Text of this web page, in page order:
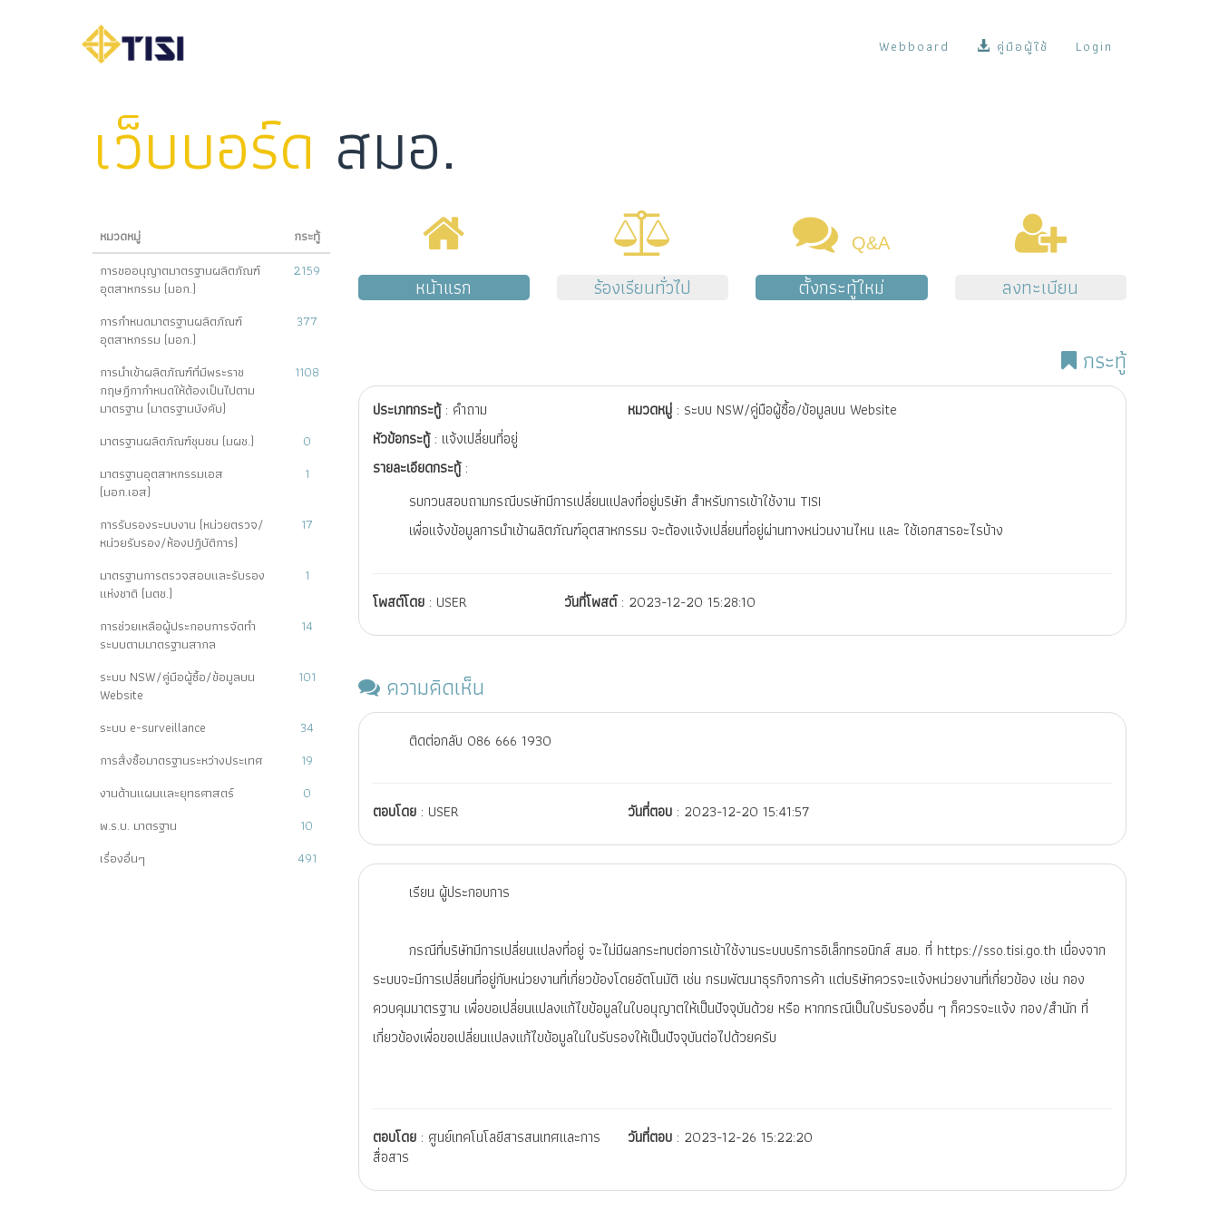
Webboard คู่มือผู้ใช้ Login
เว็บบอร์ด สมอ.
หมวดหมู่
กระทู้
การขออนุญาตมาตรฐานผลิตภัณฑ์
อุตสาหกรรม (มอก.)
2159
การกำหนดมาตรฐานผลิตภัณฑ์
อุตสาหกรรม (มอก.)
377
การนำเข้าผลิตภัณฑ์ที่มีพระราช
กฤษฎีกากำหนดให้ต้องเป็นไปตาม
มาตรฐาน (มาตรฐานบังคับ)
1108
มาตรฐานผลิตภัณฑ์ชุมชน (มผช.)
0
มาตรฐานอุตสาหกรรมเอส
(มอก.เอส)
1
การรับรองระบบงาน (หน่วยตรวจ/
หน่วยรับรอง/ห้องปฏิบัติการ)
17
มาตรฐานการตรวจสอบและรับรอง
แห่งชาติ (มตช.)
1
การช่วยเหลือผู้ประกอบการจัดทำ
ระบบตามมาตรฐานสากล
14
ระบบ NSW/คู่มือผู้ซื้อ/ข้อมูลบน
Website
101
ระบบ e-surveillance
34
การสั่งซื้อมาตรฐานระหว่างประเทศ
19
งานด้านแผนและยุทธศาสตร์
0
พ.ร.บ. มาตรฐาน
10
เรื่องอื่นๆ
491
หน้าแรก ร้องเรียนทั่วไป
Q&A
ตั้งกระทู้ใหม่ ลงทะเบียน
กระทู้
ประเภทกระทู้ : คำถาม หมวดหมู่ : ระบบ NSW/คู่มือผู้ซื้อ/ข้อมูลบน Website
หัวข้อกระทู้ : แจ้งเปลี่ยนที่อยู่
รายละเอียดกระทู้ :
รบกวนสอบถามกรณีบรษัทมีการเปลี่ยนแปลงที่อยู่บริษัท สำหรับการเข้าใช้งาน TISI
เพื่อแจ้งข้อมูลการนำเข้าผลิตภัณฑ์อุตสาหกรรม จะต้องแจ้งเปลี่ยนที่อยู่ผ่านทางหน่วนงานไหน และ ใช้เอกสารอะไรบ้าง
โพสต์โดย : USER วันที่โพสต์: 2023-12-20 15:28:10
ความคิดเห็น
ติดต่อกลับ 086 666 1930
ตอบโดย : USER วันที่ตอบ : 2023-12-20 15:41:57
เรียน ผู้ประกอบการ
กรณีที่บริษัทมีการเปลี่ยนแปลงที่อยู่ จะไม่มีผลกระทบต่อการเข้าใช้งานระบบบริการอิเล็กทรอนิกส์ สมอ. ที่ https://sso.tisi.go.th เนื่องจาก
ระบบจะมีการเปลี่ยนที่อยู่กับหน่วยงานที่เกี่ยวข้องโดยอัตโนมัติ เช่น กรมพัฒนาธุรกิจการค้า แต่บริษัทควรจะแจ้งหน่วยงานที่เกี่ยวข้อง เช่น กอง
ควบคุมมาตรฐาน เพื่อขอเปลี่ยนแปลงแก้ไขข้อมูลในใบอนุญาตให้เป็นปัจจุบันด้วย หรือ หากกรณีเป็นใบรับรองอื่น ๆ ก็ควรจะแจ้ง กอง/สำนัก ที่
เกี่ยวข้องเพื่อขอเปลี่ยนแปลงแก้ไขข้อมูลในใบรับรองให้เป็นปัจจุบันต่อไปด้วยครับ
ตอบโดย : ศูนย์เทคโนโลยีสารสนเทศและการ
สื่อสาร
วันที่ตอบ : 2023-12-26 15:22:20